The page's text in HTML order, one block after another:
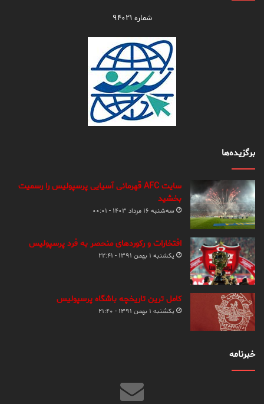
شماره ۹۴۰۲۱
برگزیده‌ها
سایت AFC قهرمانی آسیایی پرسپولیس را رسمیت
بخشید
سه‌شنبه ۱۶ مرداد ۱۴۰۳ - ۰۰:۰۱
افتخارات و رکوردهای منحصر به فرد پرسپولیس
یکشنبه ۱ بهمن ۱۳۹۱ - ۲۲:۴۱
کامل ترین تاریخچه باشگاه پرسپولیس
یکشنبه ۱ بهمن ۱۳۹۱ - ۲۱:۴۰
خبرنامه